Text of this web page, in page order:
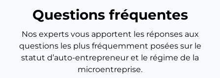
Questions fréquentes
Nos experts vous apportent les réponses aux
questions les plus fréquemment posées sur le
statut d’auto-entrepreneur et le régime de la
microentreprise.